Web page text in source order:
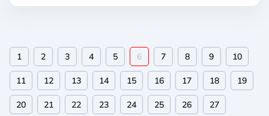
1 2 3 4 5 6 7 8 9 10
11 12 13 14 15 16 17 18 19
20 21 22 23 24 25 26 27